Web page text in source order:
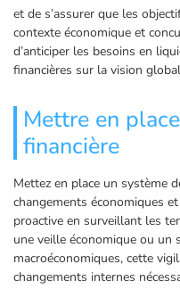
et de s’assurer que les
contexte économique et
d’anticiper les besoins en
financières sur la vision
Mettre en
financière
Mettez en place un système
changements économiques
proactive en surveillant les
une veille économique ou un
macroéconomiques, cette
changements internes